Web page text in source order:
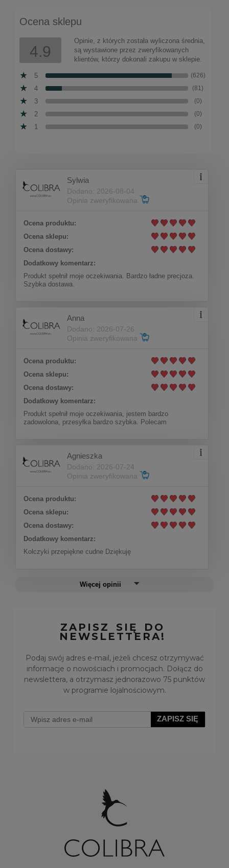
Do koszyka
Łańcuszek potrójny z monetami
266,00 zł Do koszyka
Naszyjnik z koniczynkami(C22/WIO/46AU)
207,00 zł Do koszyka
Naszyjnik z łańcuszkami i kryształami (C8243AU)
Ocena sklepu
4.9
Opinie, z których została wyliczona średnia,
są wystawione przez zweryfikowanych
klientów, którzy dokonali zakupu w sklepie.
5 (626)
4 (81)
3 (0)
2 (0)
1 (0)
Sylwia
Dodano: 2026-08-04
Opinia zweryfikowana
Ocena produktu:
Ocena sklepu:
Ocena dostawy:
Dodatkowy komentarz:
Produkt spełnił moje oczekiwania. Bardzo ładne precjoza.
Szybka dostawa.
Anna
Dodano: 2026-07-26
Opinia zweryfikowana
Ocena produktu:
Ocena sklepu:
Ocena dostawy:
Dodatkowy komentarz:
Produkt spełnił moje oczekiwania, jestem bardzo
zadowolona, przesyłka bardzo szybka. Polecam
Agnieszka
Dodano: 2026-07-24
Opinia zweryfikowana
Ocena produktu:
Ocena sklepu:
Ocena dostawy:
Dodatkowy komentarz:
Kolczyki przepiękne cudne Dziękuję
Więcej opinii
ZAPISZ SIĘ DO
NEWSLETTERA!
Podaj swój adres e-mail, jeżeli chcesz otrzymywać
informacje o nowościach i promocjach. Dołącz do
newslettera, a otrzymasz jednorazowo 75 punktów
w programie lojalnościowym.
ZAPISZ SIĘ